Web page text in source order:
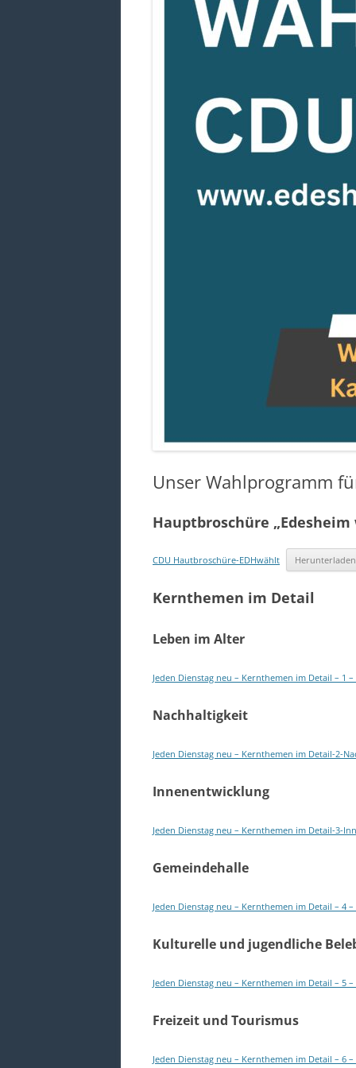
Unser Wahlprogramm
Hauptbroschüre „Edesheim
CDU Hautbroschüre-EDHwählt Herunterladen
Kernthemen im Detail
Leben im Alter
Jeden Dienstag neu – Kernthemen im Detail – 1
Nachhaltigkeit
Jeden Dienstag neu – Kernthemen im Detail-2-
Innenentwicklung
Jeden Dienstag neu – Kernthemen im Detail-3-
Gemeindehalle
Jeden Dienstag neu – Kernthemen im Detail – 4
Kulturelle und jugendliche
Jeden Dienstag neu – Kernthemen im Detail – 5
Freizeit und Tourismus
Jeden Dienstag neu – Kernthemen im Detail – 6 –